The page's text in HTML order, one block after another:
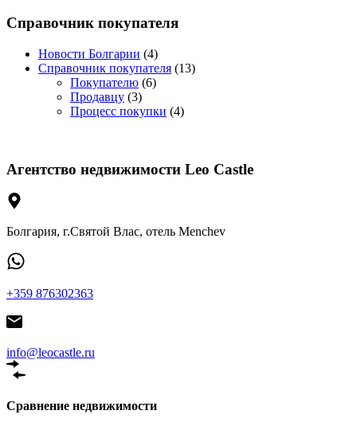
Справочник покупателя
Новости Болгарии (4)
Справочник покупателя (13)
Покупателю (6)
Продавцу (3)
Процесс покупки (4)
Агентство недвижимости Leo Castle
Болгария, г.Святой Влас, отель Menchev
+359 876302363
info@leocastle.ru
Сравнение недвижимости